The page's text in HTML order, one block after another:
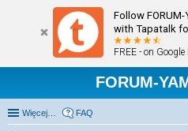
Follow FORUM-
with Tapatalk
FREE - on Google
FORUM-
Więcej… FAQ